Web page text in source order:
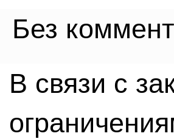
Без
В связи с